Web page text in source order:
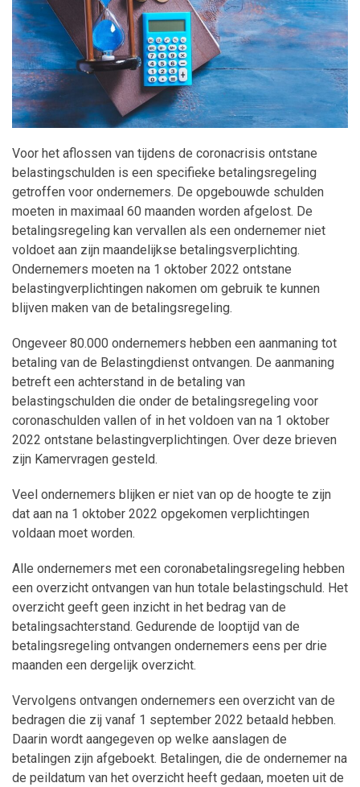
Maatwerk
Voor het aflossen van tijdens de coronacrisis ontstane
belastingschulden is een specifieke betalingsregeling
getroffen voor ondernemers. De opgebouwde schulden
moeten in maximaal 60 maanden worden afgelost. De
betalingsregeling kan vervallen als een ondernemer niet
voldoet aan zijn maandelijkse betalingsverplichting.
Ondernemers moeten na 1 oktober 2022 ontstane
belastingverplichtingen nakomen om gebruik te kunnen
blijven maken van de betalingsregeling.
Ongeveer 80.000 ondernemers hebben een aanmaning tot
betaling van de Belastingdienst ontvangen. De aanmaning
betreft een achterstand in de betaling van
belastingschulden die onder de betalingsregeling voor
coronaschulden vallen of in het voldoen van na 1 oktober
2022 ontstane belastingverplichtingen. Over deze brieven
zijn Kamervragen gesteld.
Veel ondernemers blijken er niet van op de hoogte te zijn
dat aan na 1 oktober 2022 opgekomen verplichtingen
voldaan moet worden.
Alle ondernemers met een coronabetalingsregeling hebben
een overzicht ontvangen van hun totale belastingschuld. Het
overzicht geeft geen inzicht in het bedrag van de
betalingsachterstand. Gedurende de looptijd van de
betalingsregeling ontvangen ondernemers eens per drie
maanden een dergelijk overzicht.
Vervolgens ontvangen ondernemers een overzicht van de
bedragen die zij vanaf 1 september 2022 betaald hebben.
Daarin wordt aangegeven op welke aanslagen de
betalingen zijn afgeboekt. Betalingen, die de ondernemer na
de peildatum van het overzicht heeft gedaan, moeten uit de